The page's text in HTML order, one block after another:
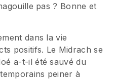
pas ? Bonne et
dans la vie
positifs. Le Midrach se
a-t-il été sauvé du
peiner à